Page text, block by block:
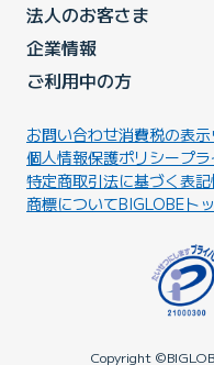
法人のお客さま
企業情報
ご利用中の方
お問い合わせ消費税の表示
個人情報保護ポリシープ
特定商取引法に基づく表記
商標についてBIGLOBEト
Copyright